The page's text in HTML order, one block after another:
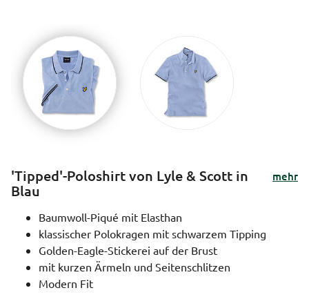
'Tipped'-Poloshirt von Lyle & Scott in
Blau
mehr
Baumwoll-Piqué mit Elasthan
klassischer Polokragen mit schwarzem Tipping
Golden-Eagle-Stickerei auf der Brust
mit kurzen Ärmeln und Seitenschlitzen
Modern Fit